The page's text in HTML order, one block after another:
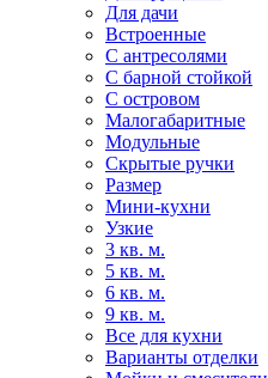
Для дачи
Встроенные
С антресолями
С барной стойкой
С островом
Малогабаритные
Модульные
Скрытые ручки
Размер
Мини-кухни
Узкие
3 кв. м.
5 кв. м.
6 кв. м.
9 кв. м.
Все для кухни
Варианты отделки